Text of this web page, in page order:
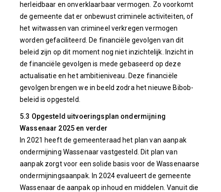
herleidbaar en onverklaarbaar vermogen. Zo voorkomt
de gemeente dat er onbewust criminele activiteiten, of
het witwassen van crimineel verkregen vermogen
worden gefaciliteerd. De financiële gevolgen van dit
beleid zijn op dit moment nog niet inzichtelijk. Inzicht in
de financiële gevolgen is mede gebaseerd op deze
actualisatie en het ambitieniveau. Deze financiële
gevolgen brengen we in beeld zodra het nieuwe Bibob-
beleid is opgesteld.
5.3 Opgesteld uitvoeringsplan ondermijning
Wassenaar 2025 en verder
In 2021 heeft de gemeenteraad het plan van aanpak
ondermijning Wassenaar vastgesteld. Dit plan van
aanpak zorgt voor een solide basis voor de Wassenaarse
ondermijningsaanpak. In 2024 evalueert de gemeente
Wassenaar de aanpak op inhoud en middelen. Vanuit die